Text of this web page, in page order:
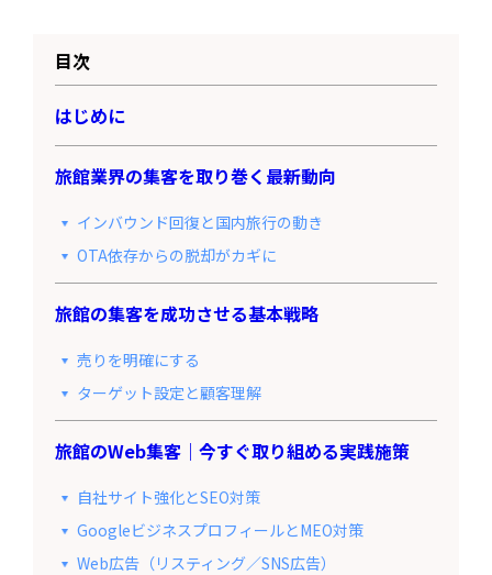
目次
はじめに
旅館業界の集客を取り巻く最新動向
インバウンド回復と国内旅行の動き
OTA依存からの脱却がカギに
旅館の集客を成功させる基本戦略
売りを明確にする
ターゲット設定と顧客理解
旅館のWeb集客｜今すぐ取り組める実践施策
自社サイト強化とSEO対策
GoogleビジネスプロフィールとMEO対策
Web広告（リスティング／SNS広告）